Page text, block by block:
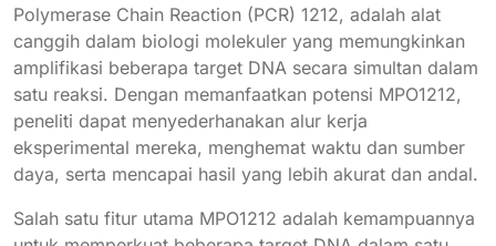
Polymerase Chain Reaction (PCR) 1212, adalah alat
canggih dalam biologi molekuler yang memungkinkan
amplifikasi beberapa target DNA secara simultan dalam
satu reaksi. Dengan memanfaatkan potensi MPO1212,
peneliti dapat menyederhanakan alur kerja
eksperimental mereka, menghemat waktu dan sumber
daya, serta mencapai hasil yang lebih akurat dan andal.
Salah satu fitur utama MPO1212 adalah kemampuannya